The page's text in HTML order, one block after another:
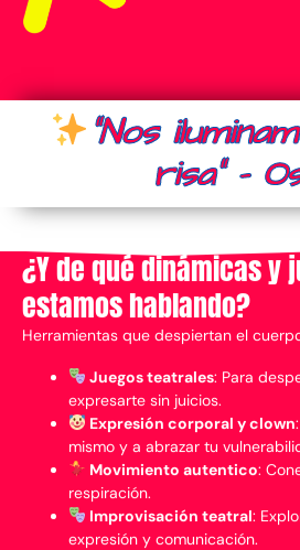
"Nos
risa" -
¿Y de qué dinámicas y
estamos hablando?
Herramientas que despiertan el
Juegos teatrales: Para
expresarte sin juicios.
Expresión corporal y clown
mismo y a abrazar tu
Movimiento autentico:
respiración.
Improvisación teatral:
expresión y comunicación.